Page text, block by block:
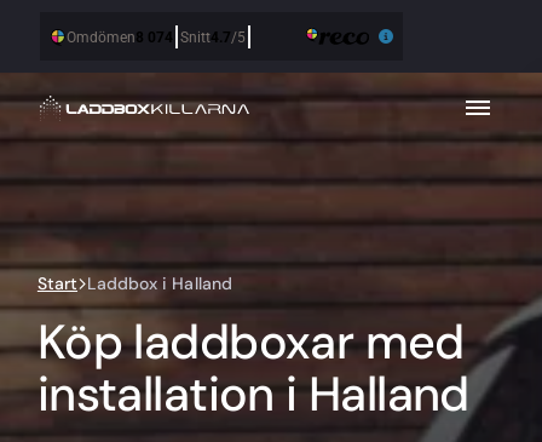
Start Laddbox i Halland
Köp laddboxar med
installation i Halland